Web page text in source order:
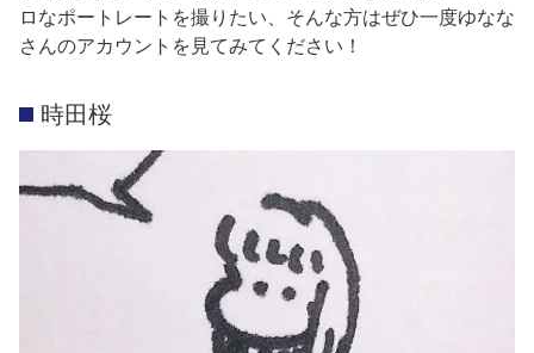
ロなポートレートを撮りたい、そんな方はぜひ一度ゆなな
さんのアカウントを見てみてください！
時田桜